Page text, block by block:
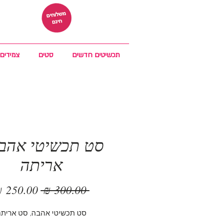
תכשיטים חדשים סטים צמידים
סט תכשיטי
אריתה
‏300.00 ‏₪
מחיר
סט תכשיטי אהבה, סט